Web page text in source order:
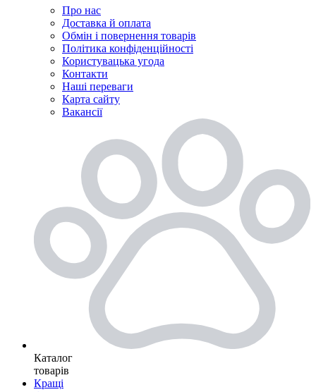
Про нас
Доставка й оплата
Обмін і повернення товарів
Політика конфіденційності
Користувацька угода
Контакти
Наші переваги
Карта сайту
Вакансії
Каталог
товарів
Кращі